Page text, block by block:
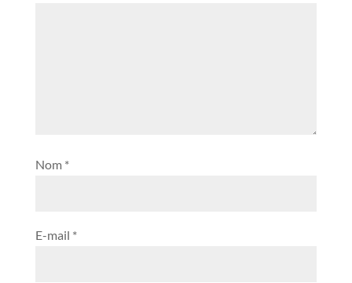
Nom *
E-mail *